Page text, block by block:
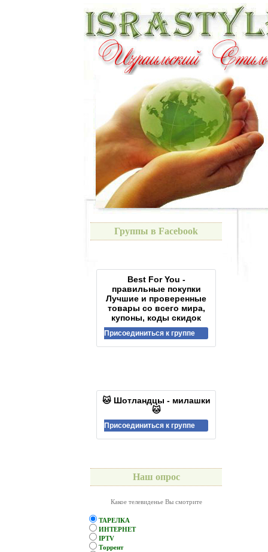
Группы в Facebook
Best For You -
правильные покупки
Лучшие и проверенные
товары со всего мира,
купоны, коды скидок
Присоединиться к группе
🐱 Шотландцы - милашки
🐱
Присоединиться к группе
Наш опрос
Какое телевиденье Вы смотрите
ТАРЕЛКА
ИНТЕРНЕТ
IPTV
Торрент